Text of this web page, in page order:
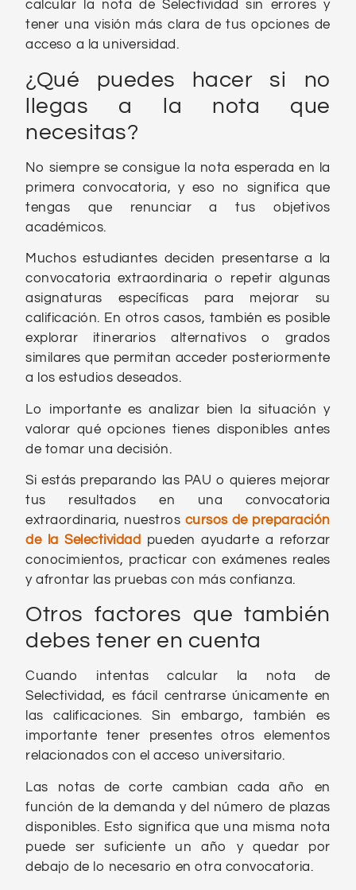
calcular la nota de Selectividad sin errores y
tener una visión más clara de tus opciones de
acceso a la universidad.
¿Qué puedes hacer si no
llegas a la nota que
necesitas?
No siempre se consigue la nota esperada en la
primera convocatoria, y eso no significa que
tengas que renunciar a tus objetivos
académicos.
Muchos estudiantes deciden presentarse a la
convocatoria extraordinaria o repetir algunas
asignaturas específicas para mejorar su
calificación. En otros casos, también es posible
explorar itinerarios alternativos o grados
similares que permitan acceder posteriormente
a los estudios deseados.
Lo importante es analizar bien la situación y
valorar qué opciones tienes disponibles antes
de tomar una decisión.
Si estás preparando las PAU o quieres mejorar
tus resultados en una convocatoria
extraordinaria, nuestros cursos de preparación
de la Selectividad
pueden ayudarte a reforzar
conocimientos, practicar con exámenes reales
y afrontar las pruebas con más confianza.
Otros factores que también
debes tener en cuenta
Cuando intentas calcular la nota de
Selectividad, es fácil centrarse únicamente en
las calificaciones. Sin embargo, también es
importante tener presentes otros elementos
relacionados con el acceso universitario.
Las notas de corte cambian cada año en
función de la demanda y del número de plazas
disponibles. Esto significa que una misma nota
puede ser suficiente un año y quedar por
debajo de lo necesario en otra convocatoria.